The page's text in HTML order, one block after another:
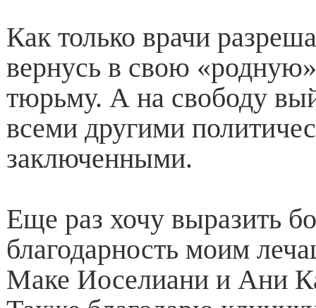
Как только врачи
вернусь в свою
тюрьму. А на свободу
всеми другими
заключенными.
Еще раз хочу выразить
благодарность моим
Маке Иоселиани и Ани